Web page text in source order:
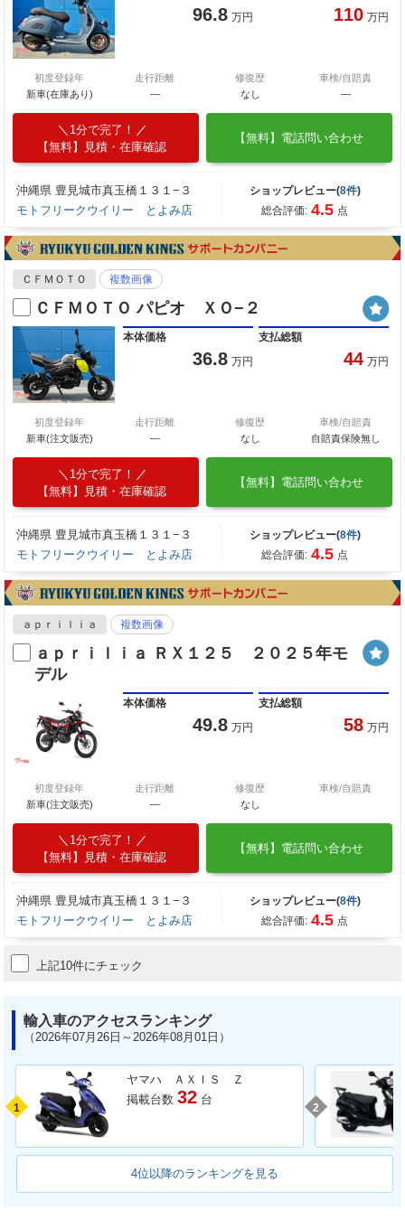
96.8 万円 110 万円
初度登録年
新車(在庫あり)
走行距離
―
修復歴
なし
車検/自賠責
―
1分で完了！
【無料】見積・在庫確認
【無料】電話問い合わせ
沖縄県 豊見城市真玉橋１３１−３
モトフリークウイリー とよみ店
ショップレビュー(8件)
総合評価: 4.5 点
ＣＦＭＯＴＯ 複数画像
ＣＦＭＯＴＯ パピオ ＸＯ−２
本体価格
36.8 万円
支払総額
44 万円
初度登録年
新車(注文販売)
走行距離
―
修復歴
なし
車検/自賠責
自賠責保険無し
1分で完了！
【無料】見積・在庫確認
【無料】電話問い合わせ
沖縄県 豊見城市真玉橋１３１−３
モトフリークウイリー とよみ店
ショップレビュー(8件)
総合評価: 4.5 点
ａｐｒｉｌｉａ 複数画像
ａｐｒｉｌｉａ ＲＸ１２５ ２０２５年モ
デル
本体価格
49.8 万円
支払総額
58 万円
初度登録年
新車(注文販売)
走行距離
―
修復歴
なし
車検/自賠責
1分で完了！
【無料】見積・在庫確認
【無料】電話問い合わせ
沖縄県 豊見城市真玉橋１３１−３
モトフリークウイリー とよみ店
ショップレビュー(8件)
総合評価: 4.5 点
上記10件にチェック
輸入車のアクセスランキング
（2026年07月26日～2026年08月01日）
1
ヤマハ ＡＸＩＳ Ｚ
掲載台数 32 台
2
4位以降のランキングを見る